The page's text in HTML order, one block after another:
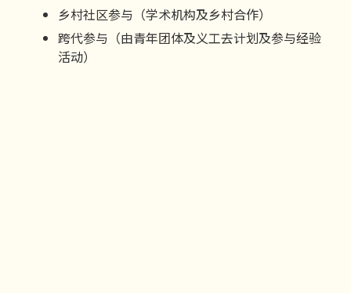
乡村社区参与（学术机构及乡村合作）
跨代参与（由青年团体及义工去计划及参与经验
活动）